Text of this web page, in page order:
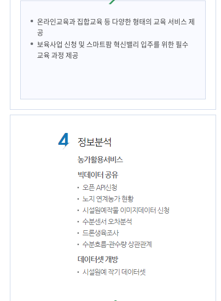
온라인교육과 집합교육 등 다양한 형태의 교육 서비스 제
공
보육사업 신청 및 스마트팜 혁신밸리 입주를 위한 필수
교육 과정 제공